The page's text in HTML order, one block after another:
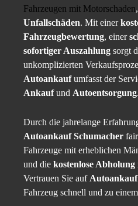
Fahrzeugen mit Motorschaden,
Unfallschäden. Mit einer
Fahrzeugbewertung, einer
sofortiger Auszahlung sorgt
unkomplizierten
Autoankaufumfasst der
Ankaufund Autoentsorgung.
Durch die jahrelange
Autoankauf Schumacher
Fahrzeuge mit erheblichen
und die kostenlose Abholung
Vertrauen Sie auf
Fahrzeug schnell und zu